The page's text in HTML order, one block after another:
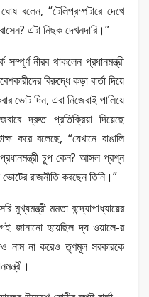
বলেন, “টেলিপ্রম্পটারে দেখে
এটা নিছক দেখনদারি।”
সম্পূর্ণ নীরব থাকলেন প্রধানমন্ত্রী
বিরুদ্ধে কড়া বার্তা দিয়ে
ভোট দিন, এরা নিজেরাই পালিয়ে
দ্রুত প্রতিক্রিয়া দিয়েছে
করে বলেছে, “যেখানে বাঙালি
চুপ কেন? আসল প্রশ্ন
রাজনীতি করছেন তিনি।”
মুখ্যমন্ত্রী মমতা বন্দ্যোপাধ্যায়ের
জানানো হয়েছিল দ্য ওয়ালে-র
নাম না করেও তৃণমূল সরকারকে